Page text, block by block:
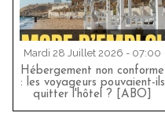
Mardi 28 Juillet 2026 - 07:00
Hébergement non conforme
: les voyageurs pouvaient-ils
quitter l'hôtel ? [ABO]